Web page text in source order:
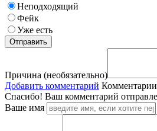
Неподходящий
Фейк
Уже есть
Причина (необязательно)
Добавить комментарий Комментарии
Спасибо! Ваш комментарий
Ваше имя